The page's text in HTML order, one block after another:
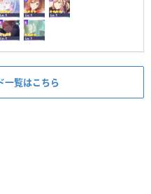
覧はこちら